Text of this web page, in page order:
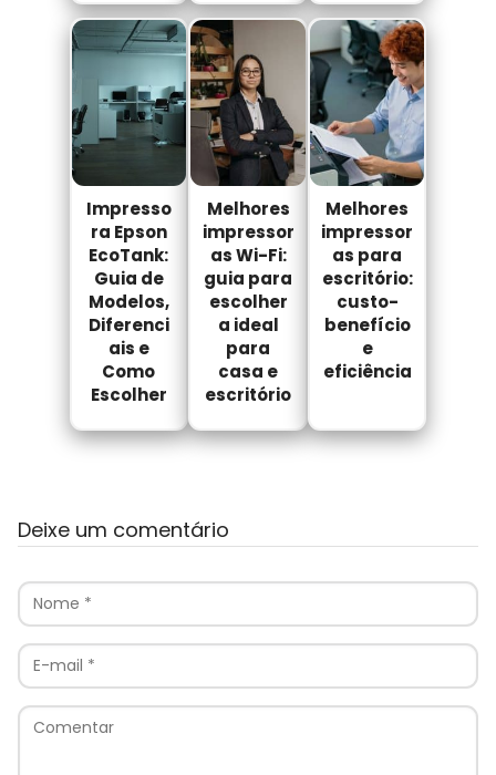
Impresso
ra Epson
EcoTank:
Guia de
Modelos,
Diferenci
ais e
Como
Escolher
Melhores
impressor
as Wi-Fi:
guia para
escolher
a ideal
para
casa e
escritório
Melhores
impressor
as para
escritório:
custo-
benefício
e
eficiência
Deixe um comentário